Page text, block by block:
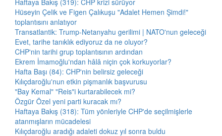
Haftaya Bakış (319): CHP krizi sürüyor
Hüseyin Çelik ve Figen Çalıkuşu "Adalet Hemen Şimdi!"
toplantısını anlatıyor
Transatlantik: Trump-Netanyahu gerilimi | NATO'nun geleceği
Evet, tarihe tanıklık ediyoruz da ne oluyor?
CHP'nin tarihi grup toplantısının ardından
Ekrem İmamoğlu'ndan hâlâ niçin çok korkuyorlar?
Hafta Başı (84): CHP'nin belirsiz geleceği
Kılıçdaroğlu'nun etkin pişmanlık başvurusu
"Bay Kemal" "Reis"i kurtarabilecek mi?
Özgür Özel yeni parti kuracak mı?
Haftaya Bakış (318): Tüm yönleriyle CHP'de seçilmişlerle
atanmışların mücadelesi
Kılıçdaroğlu aradığı adaleti dokuz yıl sonra buldu